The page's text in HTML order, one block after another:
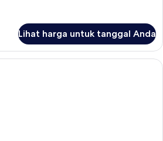
Lihat harga untuk tanggal Anda
Brankas, meja kerja, ruang kerja